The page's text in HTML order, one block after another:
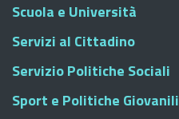
Scuola e Università
Servizi al Cittadino
Servizio Politiche Sociali
Sport e Politiche Giovanili